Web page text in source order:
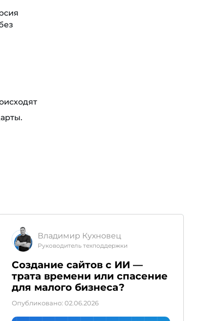
Владимир Кухновец
Руководитель техподдержки
Создание сайтов с ИИ —
трата времени или спасение
для малого бизнеса?
Опубликовано: 02.06.2026